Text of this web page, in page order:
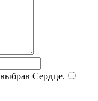
Сердце.